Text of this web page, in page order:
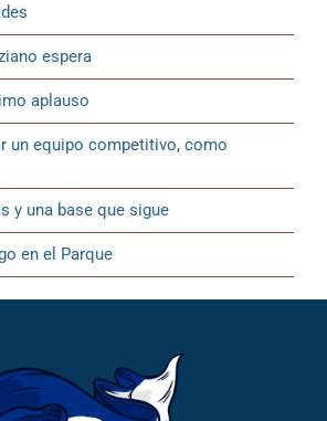
espera
aplauso
un equipo competitivo, como
y una base que sigue
en el Parque